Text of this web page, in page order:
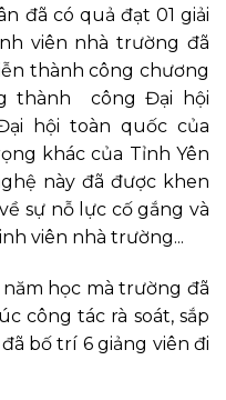
đã có quả đạt 01 giải
viên nhà trường đã
thành công chương
thành côngĐại hội
hội toàn quốc của
khác của Tỉnh Yên
này đã được khen
sự nỗ lực cố gắng và
viên nhà trường...
học mà trường đã
công tác rà soát, sắp
bố trí 6giảng viên đi